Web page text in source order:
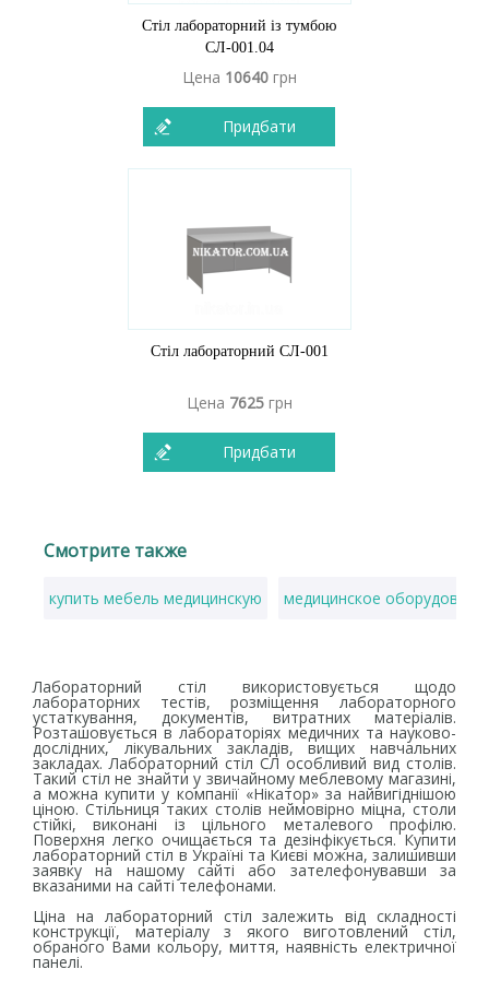
Стіл лабораторний із тумбою
СЛ-001.04
Цена 10640грн
Придбати
Стіл лабораторний СЛ-001
Цена 7625грн
Придбати
Смотрите также
купить мебель медицинскую медицинское
Лабораторний стіл використовується щодо
лабораторних тестів, розміщення лабораторного
устаткування, документів, витратних матеріалів.
Розташовується в лабораторіях медичних та науково-
дослідних, лікувальних закладів, вищих навчальних
закладах. Лабораторний стіл СЛ особливий вид столів.
Такий стіл не знайти у звичайному меблевому магазині,
а можна купити у компанії «Нікатор» за найвигіднішою
ціною. Стільниця таких столів неймовірно міцна, столи
стійкі, виконані із цільного металевого профілю.
Поверхня легко очищається та дезінфікується. Купити
лабораторний стіл в Україні та Києві можна, залишивши
заявку на нашому сайті або зателефонувавши за
вказаними на сайті телефонами.
Ціна на лабораторний стіл залежить від складності
конструкції, матеріалу з якого виготовлений стіл,
обраного Вами кольору, миття, наявність електричної
панелі.